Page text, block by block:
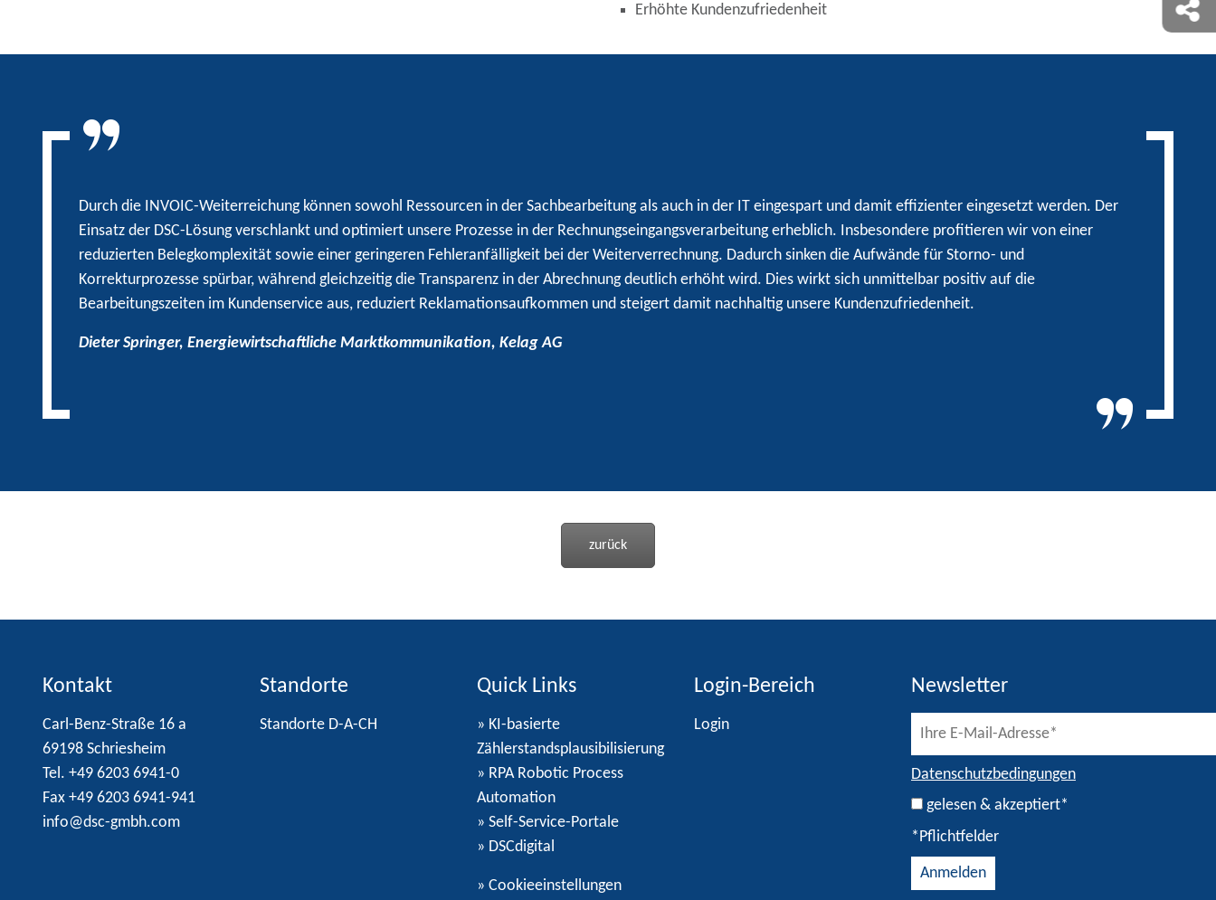
Erhöhte Kundenzufriedenheit
Durch die INVOIC-Weiterreichung können sowohl Ressourcen in der Sachbearbeitung als auch in der IT eingespart und damit effizienter eingesetzt werden. Der
Einsatz der DSC-Lösung verschlankt und optimiert unsere Prozesse in der Rechnungseingangsverarbeitung erheblich. Insbesondere profitieren wir von einer
reduzierten Belegkomplexität sowie einer geringeren Fehleranfälligkeit bei der Weiterverrechnung. Dadurch sinken die Aufwände für Storno- und
Korrekturprozesse spürbar, während gleichzeitig die Transparenz in der Abrechnung deutlich erhöht wird. Dies wirkt sich unmittelbar positiv auf die
Bearbeitungszeiten im Kundenservice aus, reduziert Reklamationsaufkommen und steigert damit nachhaltig unsere Kundenzufriedenheit.
Dieter Springer, Energiewirtschaftliche Marktkommunikation, Kelag AG
zurück
Kontakt
Carl-Benz-Straße 16 a
69198 Schriesheim
Tel. +49 6203 6941-0
Fax +49 6203 6941-941
info@dsc-gmbh.com
Standorte
Standorte D-A-CH
Quick Links
» KI-basierte
Zählerstandsplausibilisierung
» RPA Robotic Process
Automation
» Self-Service-Portale
» DSCdigital
» Cookieeinstellungen
Login-Bereich
Login
Newsletter
Datenschutzbedingungen
gelesen & akzeptiert*
*Pflichtfelder